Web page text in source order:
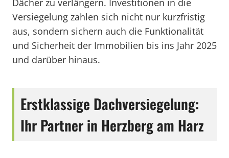
Dächer zu verlängern. Investitionen in die
Versiegelung zahlen sich nicht nur kurzfristig
aus, sondern sichern auch die Funktionalität
und Sicherheit der Immobilien bis ins Jahr 2025
und darüber hinaus.
Erstklassige Dachversiegelung:
Ihr Partner in Herzberg am Harz